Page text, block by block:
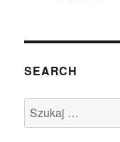
SEARCH
Szukaj: